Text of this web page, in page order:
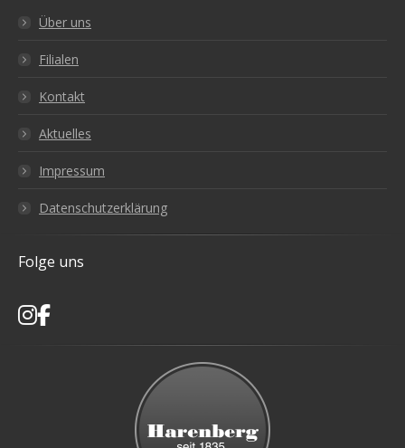
Über uns
Filialen
Kontakt
Aktuelles
Impressum
Datenschutzerklärung
Folge uns